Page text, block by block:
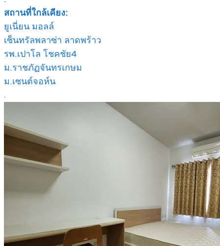
สถานที่ใกล้เคียง:
ยูเนี่ยน มอลล์
เซ็นทรัลพลาซ่า ลาดพร้าว
รพ.เปาโล โชคชัย4
ม.ราชภัฏจันทรเกษม
ม.เซนต์จอห์น
.